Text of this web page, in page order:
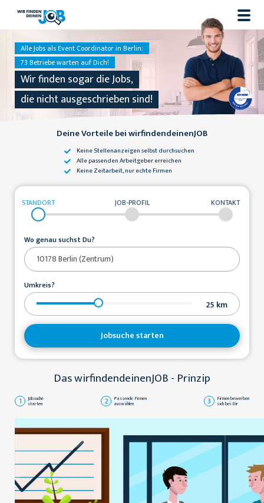
Alle Jobs als Event Coordinator in Berlin:
73 Betriebe warten auf Dich!
Wir finden sogar die Jobs,
die nicht ausgeschrieben sind!
Deine Vorteile bei wirfindendeinenJOB
Keine Stellenanzeigenselbst durchsuchen
Alle passendenArbeitgeber erreichen
Keine Zeitarbeit,nur echte Firmen
STANDORT JOB-PROFIL KONTAKT
Wo genau suchst Du?
Umkreis?
25 km
Jobsuche starten
Das wirfindendeinenJOB - Prinzip
1 Jobsuche
starten 2 Passende Firmen
auswählen 3 Firmen bewerben
sich bei Dir